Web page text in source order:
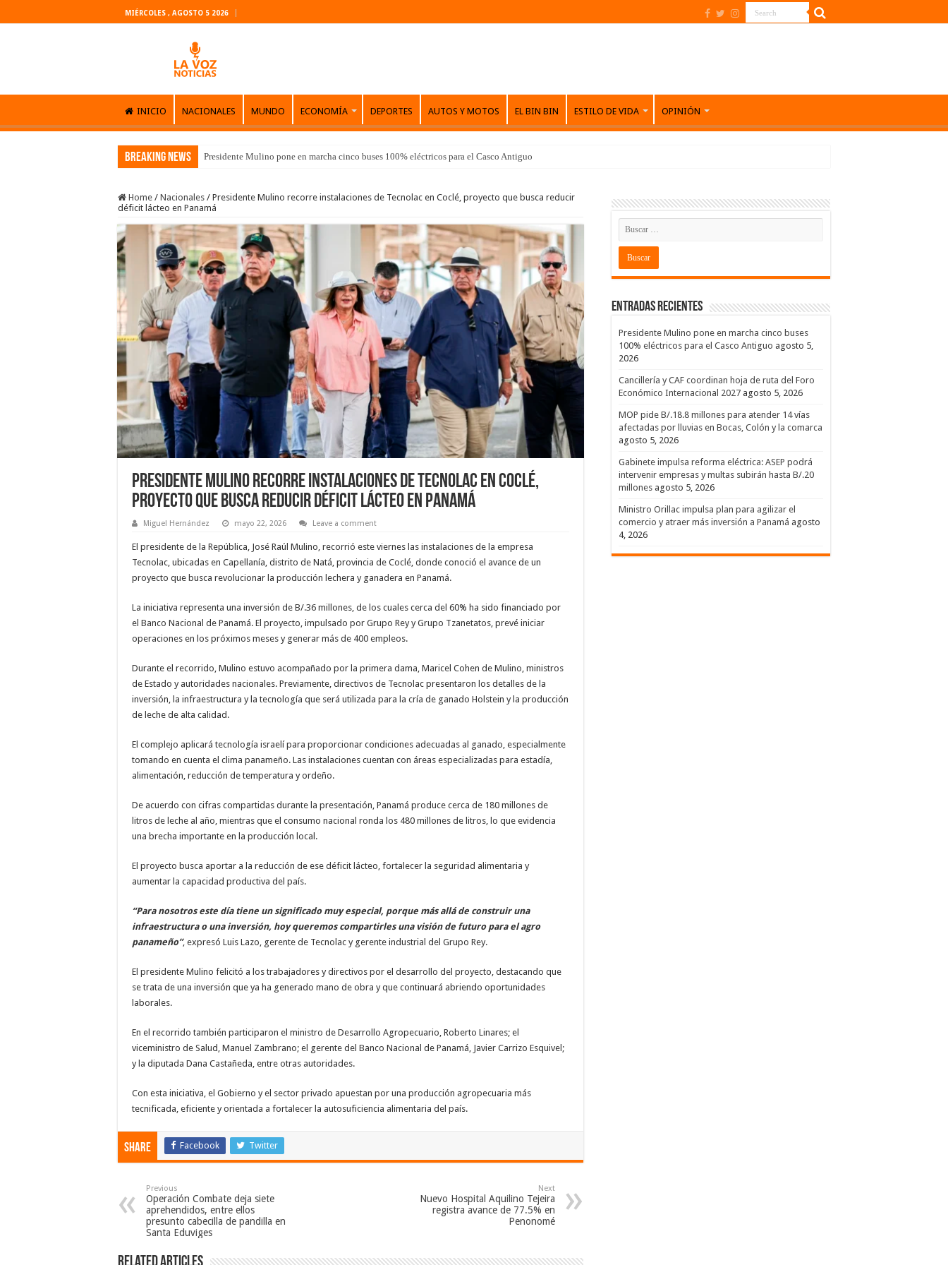
MIÉRCOLES , AGOSTO 5 2026
INICIO NACIONALES MUNDO ECONOMÍA DEPORTES AUTOS Y MOTOS EL BIN BIN ESTILO DE VIDA OPINIÓN
Breaking News Presidente Mulino pone en marcha cinco buses 100% eléctricos para el Casco Antiguo
Home / Nacionales / Presidente Mulino recorre instalaciones de Tecnolac en Coclé, proyecto que busca reducir
déficit lácteo en Panamá
Presidente Mulino recorre instalaciones de Tecnolac en Coclé,
proyecto que busca reducir déficit lácteo en Panamá
Miguel Hernández mayo 22, 2026 Leave a comment
El presidente de la República, José Raúl Mulino, recorrió este viernes las instalaciones de la empresa
Tecnolac, ubicadas en Capellanía, distrito de Natá, provincia de Coclé, donde conoció el avance de un
proyecto que busca revolucionar la producción lechera y ganadera en Panamá.
La iniciativa representa una inversión de B/.36 millones, de los cuales cerca del 60% ha sido financiado por
el Banco Nacional de Panamá. El proyecto, impulsado por Grupo Rey y Grupo Tzanetatos, prevé iniciar
operaciones en los próximos meses y generar más de 400 empleos.
Durante el recorrido, Mulino estuvo acompañado por la primera dama, Maricel Cohen de Mulino, ministros
de Estado y autoridades nacionales. Previamente, directivos de Tecnolac presentaron los detalles de la
inversión, la infraestructura y la tecnología que será utilizada para la cría de ganado Holstein y la producción
de leche de alta calidad.
El complejo aplicará tecnología israelí para proporcionar condiciones adecuadas al ganado, especialmente
tomando en cuenta el clima panameño. Las instalaciones cuentan con áreas especializadas para estadía,
alimentación, reducción de temperatura y ordeño.
De acuerdo con cifras compartidas durante la presentación, Panamá produce cerca de 180 millones de
litros de leche al año, mientras que el consumo nacional ronda los 480 millones de litros, lo que evidencia
una brecha importante en la producción local.
El proyecto busca aportar a la reducción de ese déficit lácteo, fortalecer la seguridad alimentaria y
aumentar la capacidad productiva del país.
“Para nosotros este día tiene un significado muy especial, porque más allá de construir una
infraestructura o una inversión, hoy queremos compartirles una visión de futuro para el agro
panameño”, expresó Luis Lazo, gerente de Tecnolac y gerente industrial del Grupo Rey.
El presidente Mulino felicitó a los trabajadores y directivos por el desarrollo del proyecto, destacando que
se trata de una inversión que ya ha generado mano de obra y que continuará abriendo oportunidades
laborales.
En el recorrido también participaron el ministro de Desarrollo Agropecuario, Roberto Linares; el
viceministro de Salud, Manuel Zambrano; el gerente del Banco Nacional de Panamá, Javier Carrizo Esquivel;
y la diputada Dana Castañeda, entre otras autoridades.
Con esta iniciativa, el Gobierno y el sector privado apuestan por una producción agropecuaria más
tecnificada, eficiente y orientada a fortalecer la autosuficiencia alimentaria del país.
Share Facebook Twitter
Previous
Operación Combate deja siete
aprehendidos, entre ellos
presunto cabecilla de pandilla en
Santa Eduviges
Next
Nuevo Hospital Aquilino Tejeira
registra avance de 77.5% en
Penonomé
Entradas recientes
Presidente Mulino pone en marcha cinco buses
100% eléctricos para el Casco Antiguo agosto 5,
2026
Cancillería y CAF coordinan hoja de ruta del Foro
Económico Internacional 2027 agosto 5, 2026
MOP pide B/.18.8 millones para atender 14 vías
afectadas por lluvias en Bocas, Colón y la comarca
agosto 5, 2026
Gabinete impulsa reforma eléctrica: ASEP podrá
intervenir empresas y multas subirán hasta B/.20
millones agosto 5, 2026
Ministro Orillac impulsa plan para agilizar el
comercio y atraer más inversión a Panamá agosto
4, 2026